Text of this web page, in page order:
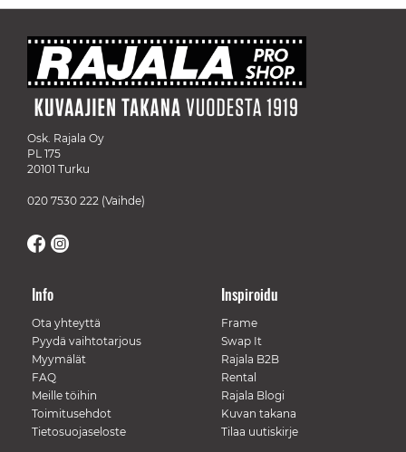
Osk. Rajala Oy
PL 175
20101 Turku
020 7530 222 (Vaihde)
Info
Ota yhteyttä
Pyydä vaihtotarjous
Myymälät
FAQ
Meille töihin
Toimitusehdot
Tietosuojaseloste
Inspiroidu
Frame
Swap It
Rajala B2B
Rental
Rajala Blogi
Kuvan takana
Tilaa uutiskirje